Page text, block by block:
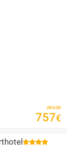
desde
757€